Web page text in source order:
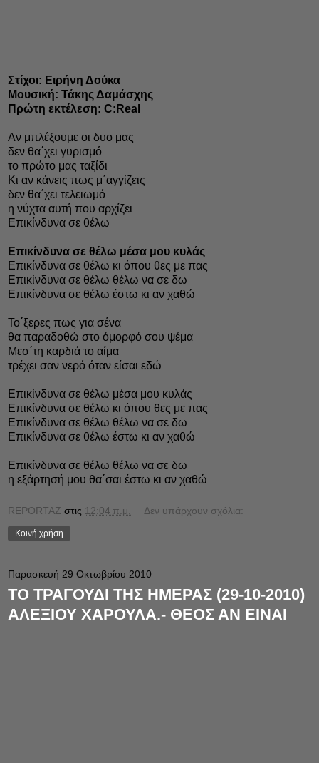
Στίχοι: Ειρήνη Δούκα
Μουσική: Τάκης Δαμάσχης
Πρώτη εκτέλεση: C:Real
Αν μπλέξουμε οι δυο μας
δεν θα΄χει γυρισμό
το πρώτο μας ταξίδι
Κι αν κάνεις πως μ΄αγγίζεις
δεν θα΄χει τελειωμό
η νύχτα αυτή που αρχίζει
Επικίνδυνα σε θέλω
Επικίνδυνα σε θέλω μέσα μου κυλάς
Επικίνδυνα σε θέλω κι όπου θες με πας
Επικίνδυνα σε θέλω θέλω να σε δω
Επικίνδυνα σε θέλω έστω κι αν χαθώ
Το΄ξερες πως για σένα
θα παραδοθώ στο όμορφό σου ψέμα
Μεσ΄τη καρδιά το αίμα
τρέχει σαν νερό όταν είσαι εδώ
Επικίνδυνα σε θέλω μέσα μου κυλάς
Επικίνδυνα σε θέλω κι όπου θες με πας
Επικίνδυνα σε θέλω θέλω να σε δω
Επικίνδυνα σε θέλω έστω κι αν χαθώ
Επικίνδυνα σε θέλω θέλω να σε δω
η εξάρτησή μου θα΄σαι έστω κι αν χαθώ
REPORTAZ στις 12:04 π.μ. Δεν υπάρχουν σχόλια:
Κοινή χρήση
Παρασκευή 29 Οκτωβρίου 2010
ΤΟ ΤΡΑΓΟΥΔΙ ΤΗΣ ΗΜΕΡΑΣ (29-10-2010)
ΑΛΕΞΙΟΥ ΧΑΡΟΥΛΑ.- ΘΕΟΣ ΑΝ ΕΙΝΑΙ